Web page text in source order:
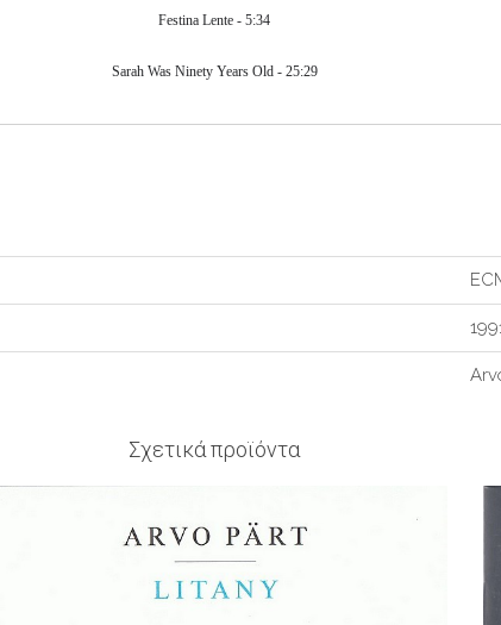
Festina Lente - 5:34
Sarah Was Ninety Years Old - 25:29
Σχετικά προϊόντα